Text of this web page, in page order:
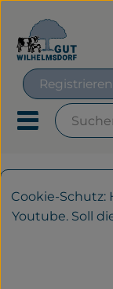
Registrieren
Frisches
Cookie-Schutz:
Youtube. Soll